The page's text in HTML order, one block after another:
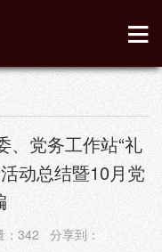
、党务工作站“礼
动总结暨10月党
342 分享到：